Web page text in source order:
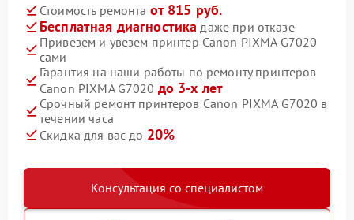
Стоимость ремонта от 815 руб.
Бесплатная диагностика даже при отказе
Привезем и увезем принтер Canon PIXMA G7020
сами
Гарантия на наши работы по ремонту принтеров
Canon PIXMA G7020 до 3-х лет
Срочный ремонт принтеров Canon PIXMA G7020 в
течении часа
Скидка для вас до 20%
Консультация со специалистом